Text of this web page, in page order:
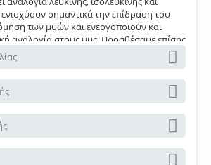
σημαντικά την επίδραση του
των μυών και ενεργοποιούν και
αναλογία στους μυς. Προσθέσαμε επίσης
προϊόν, το οποίο συμβάλλει στον
των πρωτεϊνών και του
και στη μείωση της κούρασης και της
ΕΝΝΟΟΥΜΕ ΜΗΔΕΝ
Zero είναι ένα προϊόν αμινοξέων σε
απλά καταργήσαμε ό, τι δεν ήταν
από γλουτένη, λακτόζη,
ή ζάχαρη.